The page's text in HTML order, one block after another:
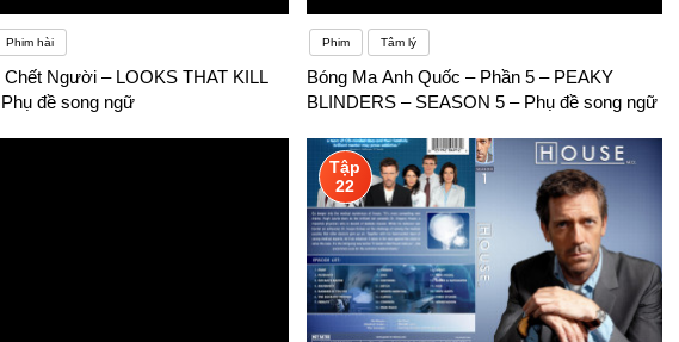
Phim hài
Chết Người – LOOKS THAT KILL
đề song ngữ
Phim Tâm lý
Bóng Ma Anh Quốc – Phần 5 – PEAKY
BLINDERS – SEASON 5 – Phụ đề song ngữ
Tập
22